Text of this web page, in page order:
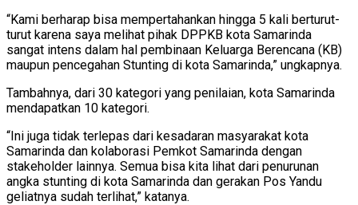
“Kami berharap bisa mempertahankan hingga 5 kali berturut-
turut karena saya melihat pihak DPPKB kota Samarinda
sangat intens dalam hal pembinaan Keluarga Berencana (KB)
maupun pencegahan Stunting di kota Samarinda,” ungkapnya.
Tambahnya, dari 30 kategori yang penilaian, kota Samarinda
mendapatkan 10 kategori.
“Ini juga tidak terlepas dari kesadaran masyarakat kota
Samarinda dan kolaborasi Pemkot Samarinda dengan
stakeholder lainnya. Semua bisa kita lihat dari penurunan
angka stunting di kota Samarinda dan gerakan Pos Yandu
geliatnya sudah terlihat,” katanya.